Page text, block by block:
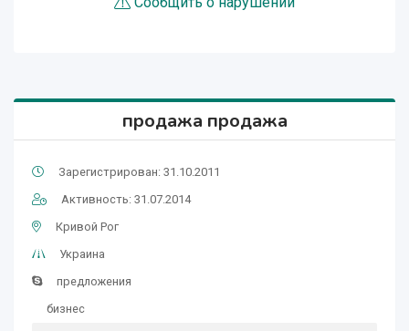
продажа продажа
Зарегистрирован: 31.10.2011
Активность: 31.07.2014
Кривой Рог
Украина
предложения
бизнес